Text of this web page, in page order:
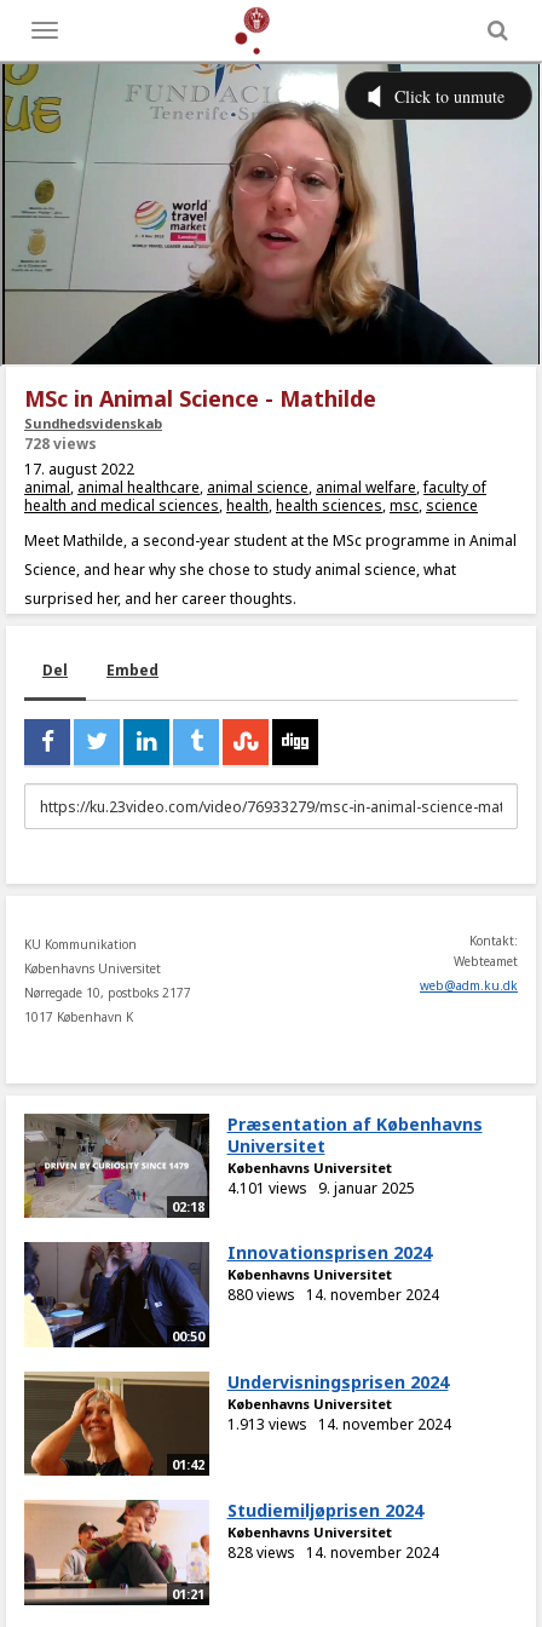
Toggle
menu
MSc in Animal Science - Mathilde
Sundhedsvidenskab
728 views
17. august 2022
animal, animal healthcare, animal science, animal welfare,faculty of
health and medical sciences,health,health sciences,msc, science
Meet Mathilde, a second-year student at the MSc programme in Animal
Science, and hear why she chose to study animal science, what
surprised her, and her career thoughts.
Del Embed
URL
to
KU Kommunikation
Københavns Universitet
Nørregade 10, postboks 2177
1017 København K
Kontakt:
Webteamet
web@adm.ku.dk
02:18
Præsentation af Københavns
Universitet
Københavns Universitet
4.101 views 9. januar 2025
00:50
Innovationsprisen 2024
Københavns Universitet
880 views 14. november 2024
01:42
Undervisningsprisen 2024
Københavns Universitet
1.913 views 14. november 2024
01:21
Studiemiljøprisen 2024
Københavns Universitet
828 views 14. november 2024